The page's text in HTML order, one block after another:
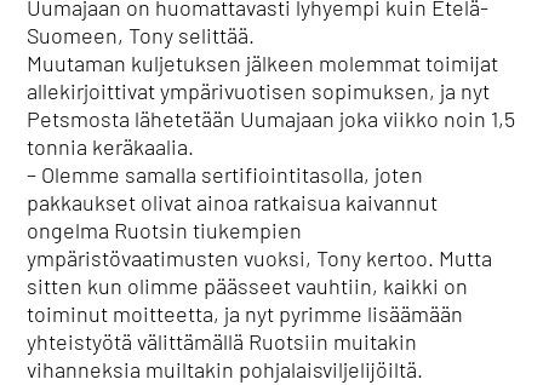
Uumajaan on huomattavasti lyhyempi kuin Etelä-
Suomeen, Tony selittää.
Muutaman kuljetuksen jälkeen molemmat toimijat
allekirjoittivat ympärivuotisen sopimuksen, ja nyt
Petsmosta lähetetään Uumajaan joka viikko noin 1,5
tonnia keräkaalia.
– Olemme samalla sertifiointitasolla, joten
pakkaukset olivat ainoa ratkaisua kaivannut
ongelma Ruotsin tiukempien
ympäristövaatimusten vuoksi, Tony kertoo. Mutta
sitten kun olimme päässeet vauhtiin, kaikki on
toiminut moitteetta, ja nyt pyrimme lisäämään
yhteistyötä välittämällä Ruotsiin muitakin
vihanneksia muiltakin pohjalaisviljelijöiltä.